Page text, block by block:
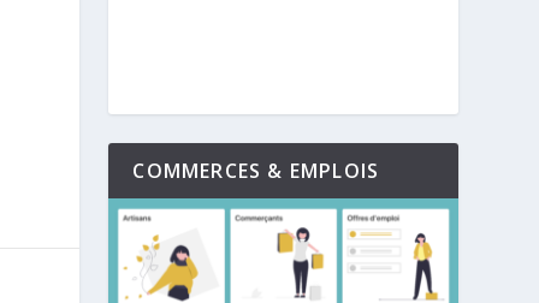
COMMERCES & EMPLOIS